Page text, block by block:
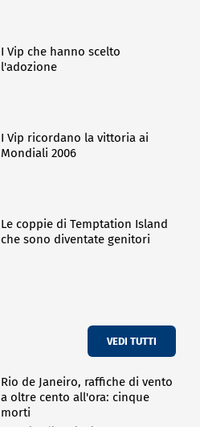
I Vip che hanno scelto
l'adozione
I Vip ricordano la vittoria ai
Mondiali 2006
Le coppie di Temptation Island
che sono diventate genitori
VEDI TUTTI
Rio de Janeiro, raffiche di vento
a oltre cento all'ora: cinque
morti